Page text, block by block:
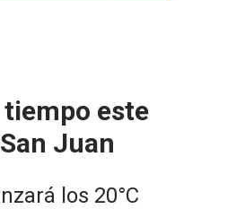
este
Juan
los 20°C